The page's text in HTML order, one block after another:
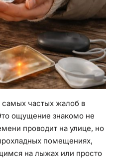
частых жалоб в
ощущение знакомо не
проводит на улице, но
помещениях,
на лыжах или просто